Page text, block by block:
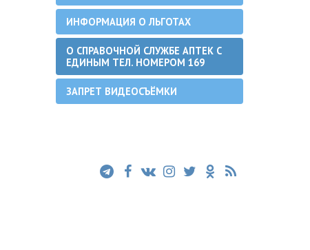
ИНФОРМАЦИЯ О ЛЬГОТАХ
О СПРАВОЧНОЙ СЛУЖБЕ АПТЕК С
ЕДИНЫМ ТЕЛ. НОМЕРОМ 169
ЗАПРЕТ ВИДЕОСЪЁМКИ